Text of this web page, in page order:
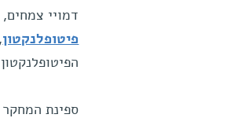
דמויי
פיטופלנקטון
ספינת המחקר